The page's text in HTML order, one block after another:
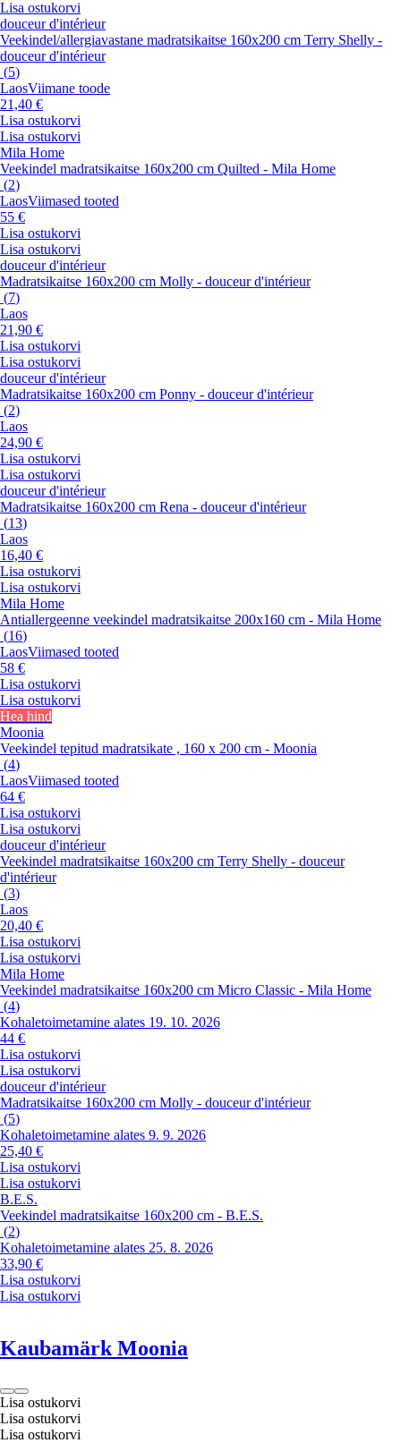
Lisa ostukorvi
douceur d'intérieur
Veekindel/allergiavastane madratsikaitse 160x200 cm Terry Shelly -
douceur d'intérieur
(5)
LaosViimane toode
21,40 €
Lisa ostukorvi
Lisa ostukorvi
Mila Home
Veekindel madratsikaitse 160x200 cm Quilted - Mila Home
(2)
LaosViimased tooted
55 €
Lisa ostukorvi
Lisa ostukorvi
douceur d'intérieur
Madratsikaitse 160x200 cm Molly - douceur d'intérieur
(7)
Laos
21,90 €
Lisa ostukorvi
Lisa ostukorvi
douceur d'intérieur
Madratsikaitse 160x200 cm Ponny - douceur d'intérieur
(2)
Laos
24,90 €
Lisa ostukorvi
Lisa ostukorvi
douceur d'intérieur
Madratsikaitse 160x200 cm Rena - douceur d'intérieur
(13)
Laos
16,40 €
Lisa ostukorvi
Lisa ostukorvi
Mila Home
Antiallergeenne veekindel madratsikaitse 200x160 cm - Mila Home
(16)
LaosViimased tooted
58 €
Lisa ostukorvi
Lisa ostukorvi
Hea hind
Moonia
Veekindel tepitud madratsikate , 160 x 200 cm - Moonia
(4)
LaosViimased tooted
64 €
Lisa ostukorvi
Lisa ostukorvi
douceur d'intérieur
Veekindel madratsikaitse 160x200 cm Terry Shelly - douceur
d'intérieur
(3)
Laos
20,40 €
Lisa ostukorvi
Lisa ostukorvi
Mila Home
Veekindel madratsikaitse 160x200 cm Micro Classic - Mila Home
(4)
Kohaletoimetamine alates 19. 10. 2026
44 €
Lisa ostukorvi
Lisa ostukorvi
douceur d'intérieur
Madratsikaitse 160x200 cm Molly - douceur d'intérieur
(5)
Kohaletoimetamine alates 9. 9. 2026
25,40 €
Lisa ostukorvi
Lisa ostukorvi
B.E.S.
Veekindel madratsikaitse 160x200 cm - B.E.S.
(2)
Kohaletoimetamine alates 25. 8. 2026
33,90 €
Lisa ostukorvi
Lisa ostukorvi
Kaubamärk Moonia
Lisa ostukorvi
Lisa ostukorvi
Lisa ostukorvi